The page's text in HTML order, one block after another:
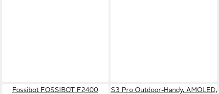
Fossibot FOSSIBOT F2400
S3 Pro Outdoor-Handy, AMOLED,